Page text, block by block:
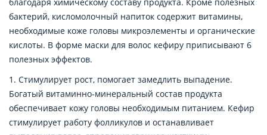
бактерий, кисломолочный напиток содержит витамины,
необходимые коже головы микроэлементы и органические
кислоты. В форме маски для волос кефиру приписывают 6
полезных эффектов.
1. Стимулирует рост, помогает замедлить выпадение.
Богатый витаминно-минеральный состав продукта
обеспечивает кожу головы необходимым питанием. Кефир
стимулирует работу фолликулов и останавливает